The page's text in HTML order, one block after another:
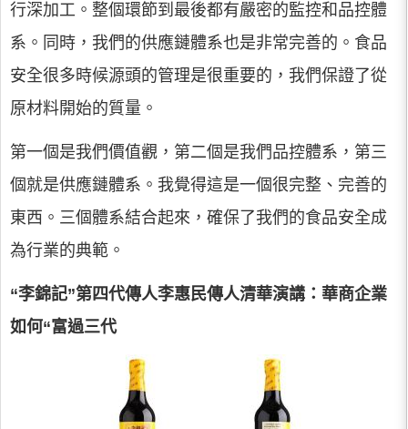
行深加工。整個環節到最後都有嚴密的監控和品控體
系。同時，我們的供應鏈體系也是非常完善的。食品
安全很多時候源頭的管理是很重要的，我們保證了從
原材料開始的質量。
第一個是我們價值觀，第二個是我們品控體系，第三
個就是供應鏈體系。我覺得這是一個很完整、完善的
東西。三個體系結合起來，確保了我們的食品安全成
為行業的典範。
“李錦記”第四代傳人李惠民傳人清華演講：華商企業
如何“富過三代